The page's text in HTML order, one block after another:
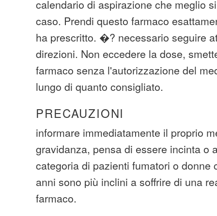
calendario di aspirazione che meglio
caso. Prendi questo farmaco
ha prescritto. �? necessario seguire
direzioni. Non eccedere la dose,
farmaco senza l'autorizzazione del
lungo di quanto consigliato.
PRECAUZIONI
informare immediatamente il proprio
gravidanza, pensa di essere incinta o
categoria di pazienti fumatori o donne
anni sono più inclini a soffrire di una
farmaco.